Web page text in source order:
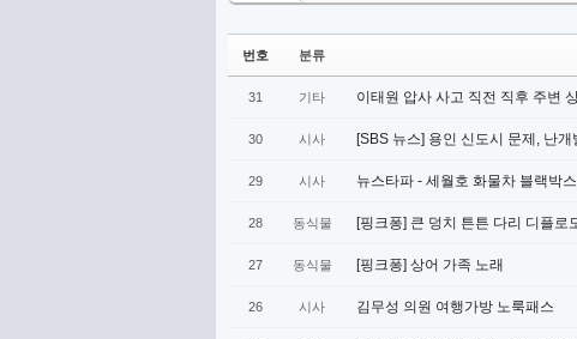
번호 분류
31 기타 이태원 압사 사고 직전 직후 주변
30 시사 [SBS 뉴스] 용인 신도시 문제, 난개
29 시사 뉴스타파 - 세월호 화물차 블랙박
28 동식물 [핑크퐁] 큰 덩치 튼튼 다리 디플로
27 동식물 [핑크퐁] 상어 가족 노래
26 시사 김무성 의원 여행가방 노룩패스